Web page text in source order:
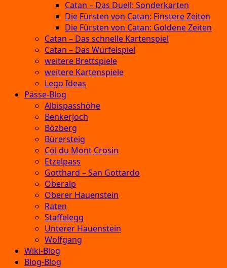
Catan – Das Duell: Sonderkarten
Die Fürsten von Catan: Finstere Zeiten
Die Fürsten von Catan: Goldene Zeiten
Catan – Das schnelle Kartenspiel
Catan – Das Würfelspiel
weitere Brettspiele
weitere Kartenspiele
Lego Ideas
Pässe-Blog
Albispasshöhe
Benkerjoch
Bözberg
Bürersteig
Col du Mont Crosin
Etzelpass
Gotthard – San Gottardo
Oberalp
Oberer Hauenstein
Raten
Staffelegg
Unterer Hauenstein
Wolfgang
Wiki-Blog
Blog-Blog